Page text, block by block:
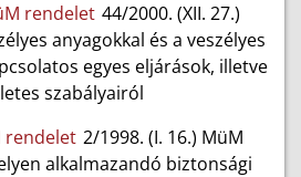
rendelet 44/2000. (XII. 27.)
anyagokkal és a veszélyes
egyes eljárások, illetve
szabályairól
rendelet 2/1998. (I. 16.) MüM
alkalmazandó biztonsági